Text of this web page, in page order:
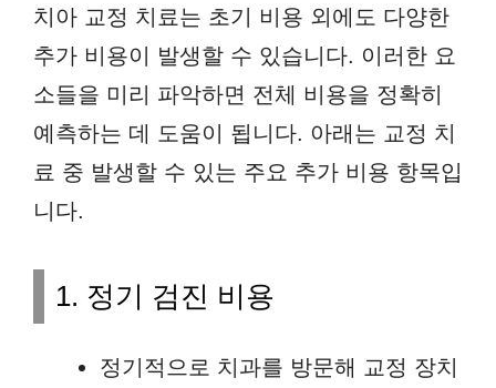
치아 교정 치료는 초기 비용 외에도 다양한
추가 비용이 발생할 수 있습니다. 이러한 요
소들을 미리 파악하면 전체 비용을 정확히
예측하는 데 도움이 됩니다. 아래는 교정 치
료 중 발생할 수 있는 주요 추가 비용 항목입
니다.
1. 정기 검진 비용
정기적으로 치과를 방문해 교정 장치